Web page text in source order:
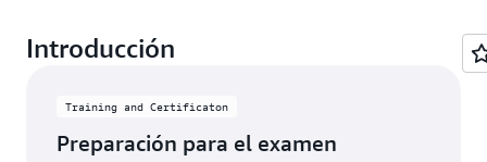
Introducción
Training and Certificaton
Preparación para el examen